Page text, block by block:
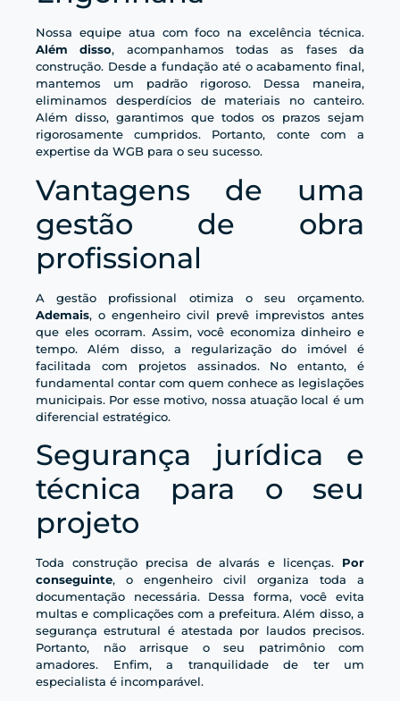
Nossa equipe atua com foco na excelência técnica.
Além disso, acompanhamos todas as fases da
construção. Desde a fundação até o acabamento final,
mantemos um padrão rigoroso. Dessa maneira,
eliminamos desperdícios de materiais no canteiro.
Além disso, garantimos que todos os prazos sejam
rigorosamente cumpridos. Portanto, conte com a
expertise da WGB para o seu sucesso.
Vantagens de uma
gestão de obra
profissional
A gestão profissional otimiza o seu orçamento.
Ademais, o engenheiro civil prevê imprevistos antes
que eles ocorram. Assim, você economiza dinheiro e
tempo. Além disso, a regularização do imóvel é
facilitada com projetos assinados. No entanto, é
fundamental contar com quem conhece as legislações
municipais. Por esse motivo, nossa atuação local é um
diferencial estratégico.
Segurança jurídica e
técnica para o seu
projeto
Toda construção precisa de alvarás e licenças. Por
conseguinte, o engenheiro civil organiza toda a
documentação necessária. Dessa forma, você evita
multas e complicações com a prefeitura. Além disso, a
segurança estrutural é atestada por laudos precisos.
Portanto, não arrisque o seu patrimônio com
amadores. Enfim, a tranquilidade de ter um
especialista é incomparável.